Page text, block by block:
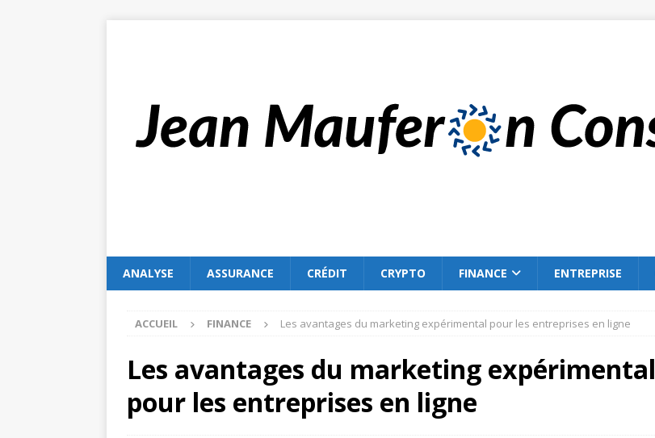
ANALYSE ASSURANCE CRÉDIT CRYPTO FINANCE ENTREPRISE
ACCUEIL FINANCE Les avantages du marketing expérimental pour les entreprises en ligne
Les avantages du marketing expérimental
pour les entreprises en ligne